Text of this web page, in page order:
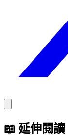
📖 延伸閱讀